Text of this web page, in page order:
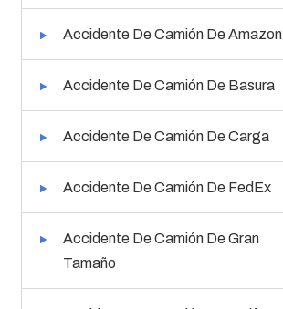
Accidente De Camión De Amazon
Accidente De Camión De Basura
Accidente De Camión De Carga
Accidente De Camión De FedEx
Accidente De Camión De Gran
Tamaño